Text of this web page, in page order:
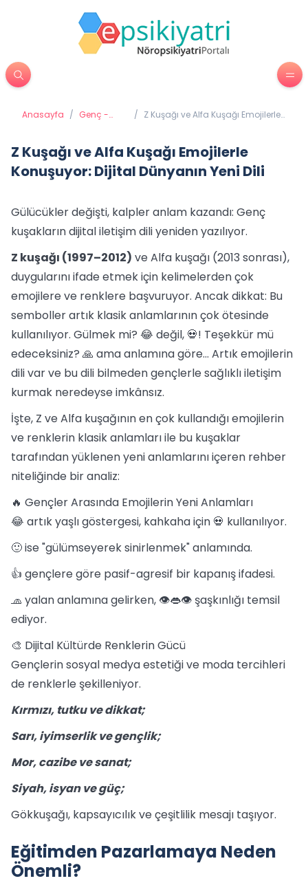
Anasayfa / Genç -
/ Z Kuşağı ve Alfa Kuşağı Emojilerle
Z Kuşağı ve Alfa Kuşağı Emojilerle
Konuşuyor: Dijital Dünyanın Yeni Dili
Gülücükler değişti, kalpler anlam kazandı: Genç
kuşakların dijital iletişim dili yeniden yazılıyor.
Z kuşağı (1997–2012) ve Alfa kuşağı (2013 sonrası),
duygularını ifade etmek için kelimelerden çok
emojilere ve renklere başvuruyor. Ancak dikkat: Bu
semboller artık klasik anlamlarının çok ötesinde
kullanılıyor. Gülmek mi? 😂 değil, 💀! Teşekkür mü
edeceksiniz? 🙏 ama anlamına göre... Artık emojilerin
dili var ve bu dili bilmeden gençlerle sağlıklı iletişim
kurmak neredeyse imkânsız.
İşte, Z ve Alfa kuşağının en çok kullandığı emojilerin
ve renklerin klasik anlamları ile bu kuşaklar
tarafından yüklenen yeni anlamlarını içeren rehber
niteliğinde bir analiz:
🔥 Gençler Arasında Emojilerin Yeni Anlamları
😂 artık yaşlı göstergesi, kahkaha için 💀 kullanılıyor.
🙂 ise "gülümseyerek sinirlenmek" anlamında.
👍 gençlere göre pasif-agresif bir kapanış ifadesi.
🧢 yalan anlamına gelirken, 👁️👄👁️ şaşkınlığı temsil
ediyor.
🎨 Dijital Kültürde Renklerin Gücü
Gençlerin sosyal medya estetiği ve moda tercihleri
de renklerle şekilleniyor.
Kırmızı, tutku ve dikkat;
Sarı, iyimserlik ve gençlik;
Mor, cazibe ve sanat;
Siyah, isyan ve güç;
Gökkuşağı, kapsayıcılık ve çeşitlilik mesajı taşıyor.
Eğitimden Pazarlamaya Neden
Önemli?